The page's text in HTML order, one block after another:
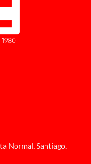
Normal, Santiago.